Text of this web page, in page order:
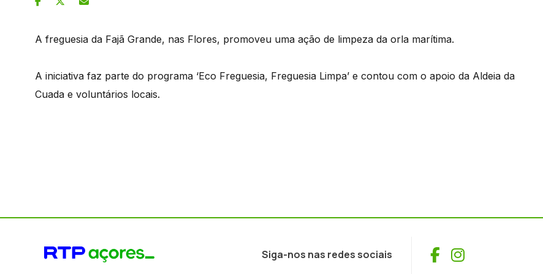
A freguesia da Fajã Grande, nas Flores, promoveu uma ação de limpeza da orla marítima.
A iniciativa faz parte do programa ‘Eco Freguesia, Freguesia Limpa’ e contou com o apoio da Aldeia da
Cuada e voluntários locais.
Siga-nos nas redes sociais Facebook
Instagram